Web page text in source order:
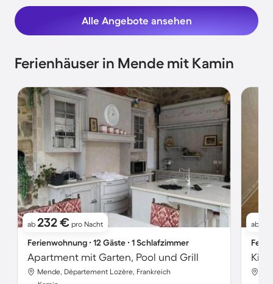
Alle Angebote ansehen
Ferienhäuser in Mende mit Kamin
ab 232 € pro Nacht
Ferienwohnung ∙ 12 Gäste ∙ 1 Schlafzimmer
Apartment mit Garten, Pool und Grill
Mende, Département Lozère, Frankreich
ab